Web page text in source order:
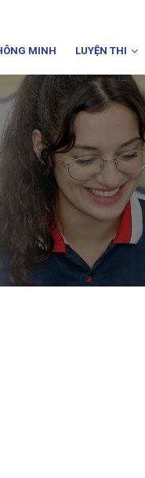
MINH LUYỆN THI